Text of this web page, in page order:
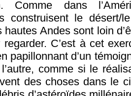
Comme dans
construisent le désert/
hautes Andes sont loin
C’est à cet
papillonnant d’un
comme si le
des choses dans le